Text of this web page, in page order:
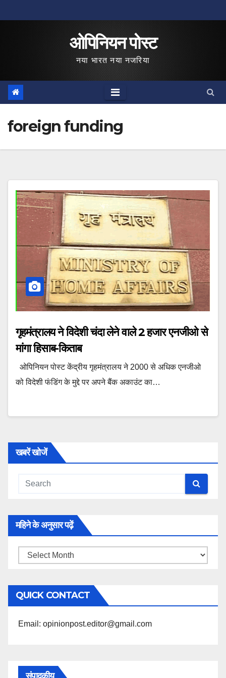
to
ओपिनियन पोस्ट
नया भारत नया नजरिया
foreign funding
गृहमंत्रालय ने विदेशी चंदा लेने वाले 2 हजार एनजीओ से
मांगा हिसाब-किताब
ओपिनियन पोस्ट केंद्रीय गृहमंत्रालय ने 2000 से अधिक एनजीओ
को विदेशी फंडिंग के मुद्दे पर अपने बैंक अकाउंट का…
खबरें खोजें
महिने के अनुसार पढ़ें
महिने
अनुसार
पढ़ें
QUICK CONTACT
Email: opinionpost.editor@gmail.com
संपादकीय